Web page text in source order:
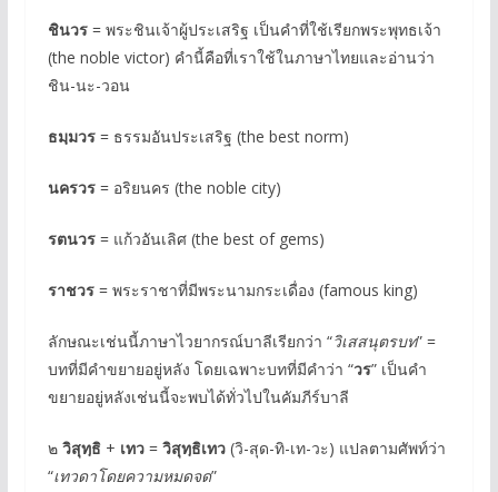
ชินวร= พระชินเจ้าผู้ประเสริฐ เป็นคำที่ใช้เรียกพระพุทธเจ้า
(the noble victor) คำนี้คือที่เราใช้ในภาษาไทยและอ่านว่า
ชิน-นะ-วอน
ธมฺมวร= ธรรมอันประเสริฐ (the best norm)
นครวร= อริยนคร (the noble city)
รตนวร= แก้วอันเลิศ (the best of gems)
ราชวร= พระราชาที่มีพระนามกระเดื่อง (famous king)
ลักษณะเช่นนี้ภาษาไวยากรณ์บาลีเรียกว่า “วิเสสนุตรบท” =
บทที่มีคำขยายอยู่หลัง โดยเฉพาะบทที่มีคำว่า “วร” เป็นคำ
ขยายอยู่หลังเช่นนี้จะพบได้ทั่วไปในคัมภีร์บาลี
๒ วิสุทฺธิ+ เทว= วิสุทฺธิเทว(วิ-สุด-ทิ-เท-วะ) แปลตามศัพท์ว่า
“เทวดาโดยความหมดจด”